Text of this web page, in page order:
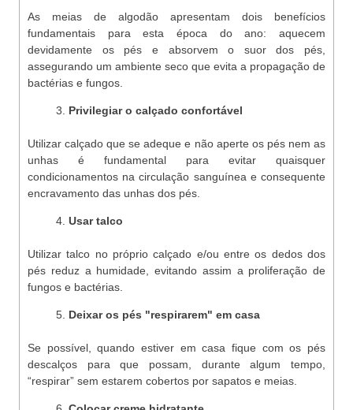
As meias de algodão apresentam dois benefícios
fundamentais para esta época do ano: aquecem
devidamente os pés e absorvem o suor dos pés,
assegurando um ambiente seco que evita a propagação de
bactérias e fungos.
Privilegiar o calçado confortável
Utilizar calçado que se adeque e não aperte os pés nem as
unhas é fundamental para evitar quaisquer
condicionamentos na circulação sanguínea e consequente
encravamento das unhas dos pés.
Usar talco
Utilizar talco no próprio calçado e/ou entre os dedos dos
pés reduz a humidade, evitando assim a proliferação de
fungos e bactérias.
Deixar os pés "respirarem" em casa
Se possível, quando estiver em casa fique com os pés
descalços para que possam, durante algum tempo,
“respirar” sem estarem cobertos por sapatos e meias.